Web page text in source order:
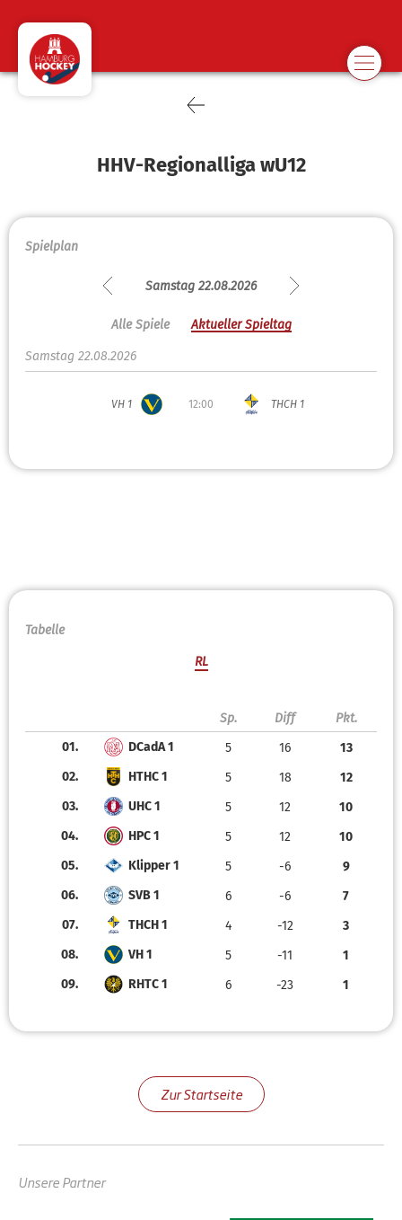
HHV-Regionalliga wU12
Spielplan
Samstag 22.08.2026
Alle Spiele Aktueller Spieltag
Samstag 22.08.2026
VH 1 12:00 THCH 1
Tabelle
RL
Sp. Diff
Pkt.
01.
DCadA 1 5 16
13
02.
HTHC 1 5 18
12
03.
UHC 1 5 12
10
04.
HPC 1 5 12
10
05.
Klipper 1 5 -6
9
06.
SVB 1 6 -6
7
07.
THCH 1 4 -12
3
08.
VH 1 5 -11
1
09.
RHTC 1 6 -23 1
Zur Startseite
Unsere Partner